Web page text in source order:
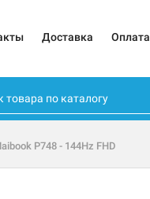
Доставка Оплата
P748 - 144Hz FHD